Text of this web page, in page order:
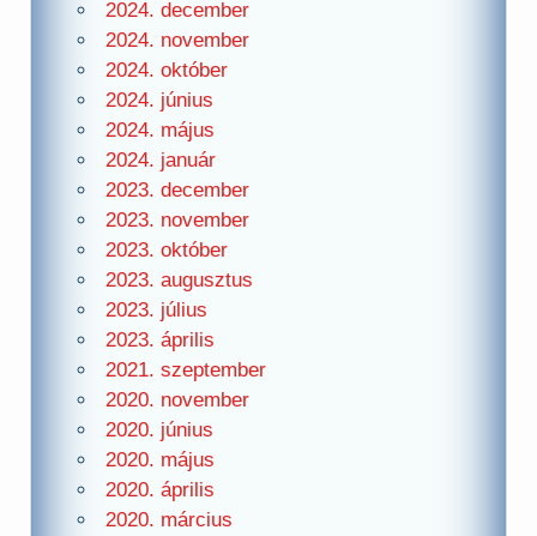
2024. december
2024. november
2024. október
2024. június
2024. május
2024. január
2023. december
2023. november
2023. október
2023. augusztus
2023. július
2023. április
2021. szeptember
2020. november
2020. június
2020. május
2020. április
2020. március